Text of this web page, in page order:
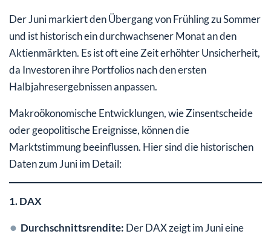
Der Juni markiert den Übergang von Frühling zu Sommer
und ist historisch ein durchwachsener Monat an den
Aktienmärkten. Es ist oft eine Zeit erhöhter Unsicherheit,
da Investoren ihre Portfolios nach den ersten
Halbjahresergebnissen anpassen.
Makroökonomische Entwicklungen, wie Zinsentscheide
oder geopolitische Ereignisse, können die
Marktstimmung beeinflussen. Hier sind die historischen
Daten zum Juni im Detail:
1. DAX
Durchschnittsrendite: Der DAX zeigt im Juni eine